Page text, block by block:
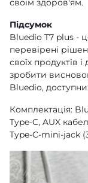
своїм здоров'ям.
Підсумок
Bluedio T7 plus -
перевірені
своїх продуктів
зробити
Bluedio,
Комплектація:
Type-C, AUX
Type-C-mini-jack